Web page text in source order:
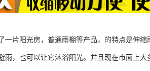
一片阳光房，普通雨棚等产品，的特点是伸
雨，也可以让它沐浴阳光。并且现在市面上